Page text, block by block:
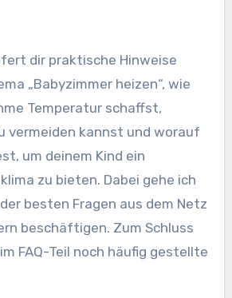
dir praktische Hinweise
„Babyzimmer heizen“, wie
Temperatur schaffst,
vermeiden kannst und worauf
um deinem Kind ein
zu bieten. Dabei gehe ich
besten Fragen aus dem Netz
beschäftigen. Zum Schluss
FAQ-Teil noch häufig gestellte